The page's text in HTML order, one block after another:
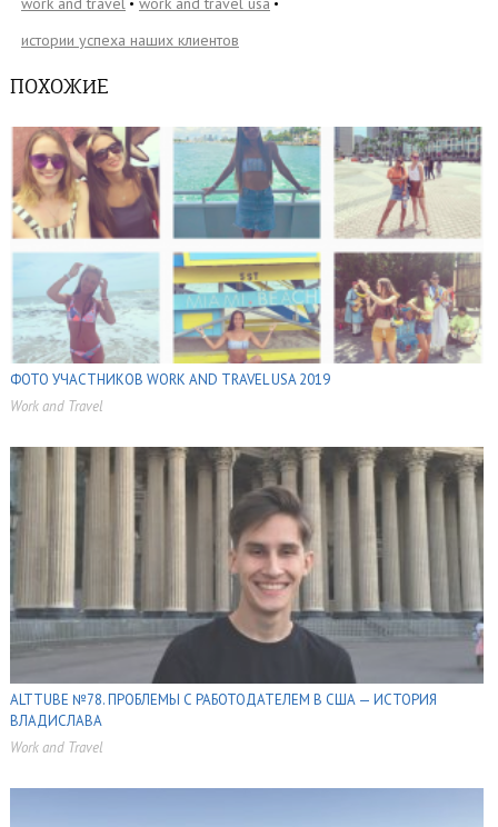
истории успеха наших клиентов
ПОХОЖИЕ
ФОТО УЧАСТНИКОВ WORK AND TRAVEL USA 2019
Work and Travel
ALTTUBE №78. ПРОБЛЕМЫ С РАБОТОДАТЕЛЕМ В США — ИСТОРИЯ
ВЛАДИСЛАВА
Work and Travel